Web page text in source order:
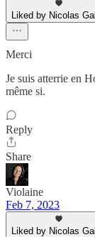
Liked by Nicolas
Merci
Je suis atterrie en
même si.
Reply
Share
Violaine
Feb 7, 2023
Liked by Nicolas